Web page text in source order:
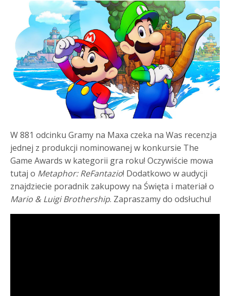
W 881 odcinku Gramy na Maxa czeka na Was recenzja
jednej z produkcji nominowanej w konkursie The
Game Awards w kategorii gra roku! Oczywiście mowa
tutaj o Metaphor: ReFantazio! Dodatkowo w audycji
znajdziecie poradnik zakupowy na Święta i materiał o
Mario & Luigi Brothership. Zapraszamy do odsłuchu!